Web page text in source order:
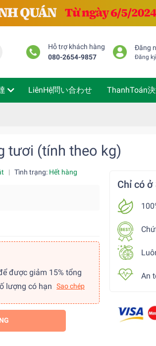
Hỗ trợ khách hàng
080-2654-9857
Đăng
Đăng ký
LiênHệ問い合わせ ThanhToán
tươi (tính theo kg)
| Tình trạng: Hết hàng
được giảm 15% tổng
lượng có hạn
Sao chép
Chỉ có ở
An